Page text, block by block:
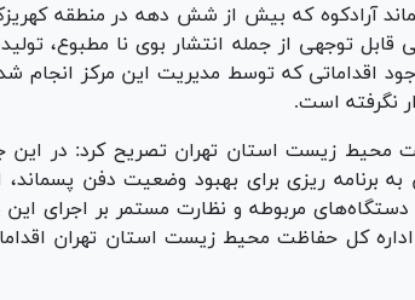
آرادکوه که بیش از شش دهه در منطقه
توجهی از جمله انتشار بوی نا مطبوع، تولید
اقداماتی که توسط مدیریت این مرکز انجام
نگرفته است.
محیط زیست استان تهران تصریح کرد: در این
برنامه ریزی برای بهبود وضعیت دفن پسماند،
مربوطه و نظارت مستمر بر اجرای این
کل حفاظت محیط زیست استان تهران